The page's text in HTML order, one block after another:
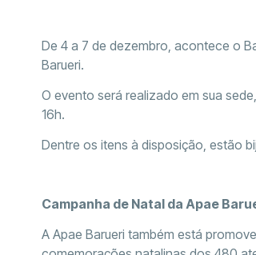
De 4 a 7 de dezembro, acontece o
Barueri.
O evento será realizado em sua
16h.
Dentre os itens à disposição, estão
Campanha de Natal da Apae
A Apae Barueri também está